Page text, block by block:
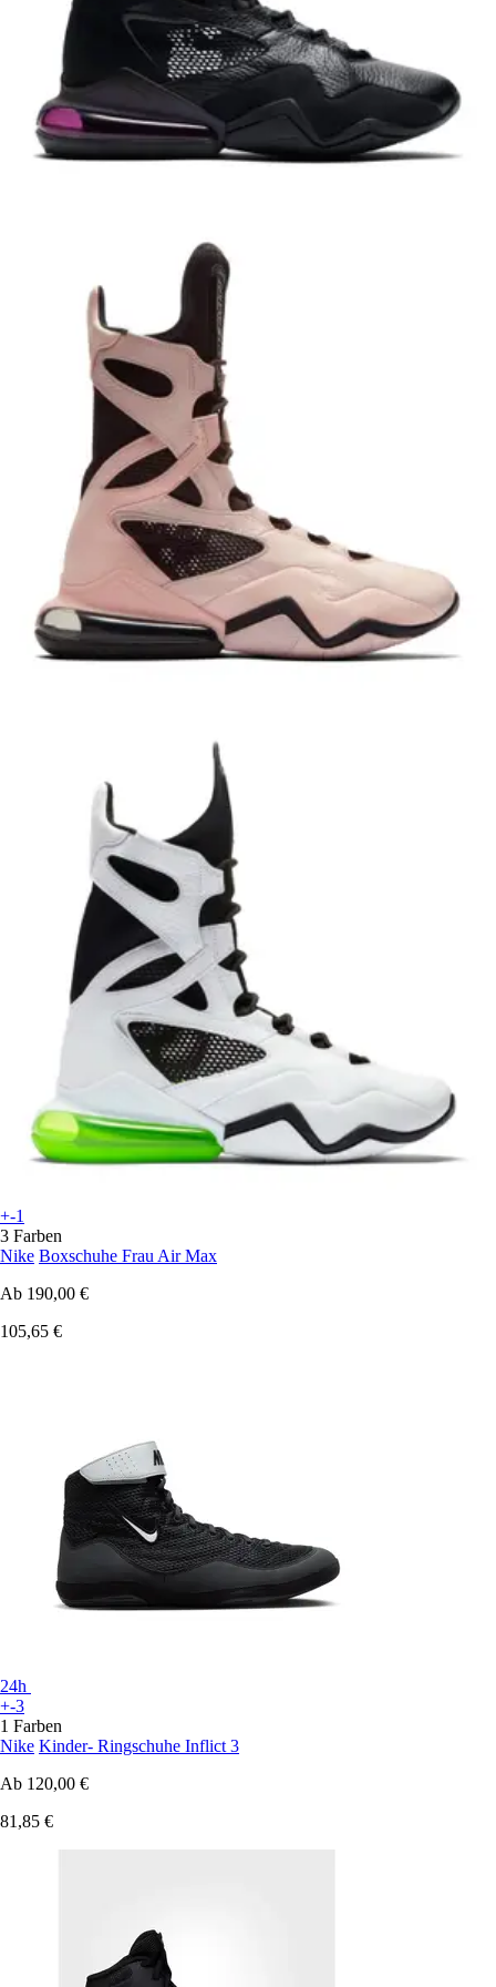
+-1
3 Farben
Nike Boxschuhe Frau Air Max
Ab 190,00 €
105,65 €
24h
+-3
1 Farben
Nike Kinder- Ringschuhe Inflict 3
Ab 120,00 €
81,85 €